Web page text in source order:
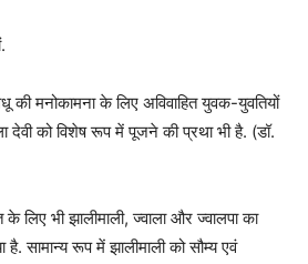
की मनोकामना के लिए अविवाहित युवक-युवतियों
देवी को विशेष रूप में पूजने की प्रथा भी है. (डॉ.
के लिए भी झालीमाली, ज्वाला और ज्वालपा का
सामान्य रूप में झालीमाली को सौम्य एवं